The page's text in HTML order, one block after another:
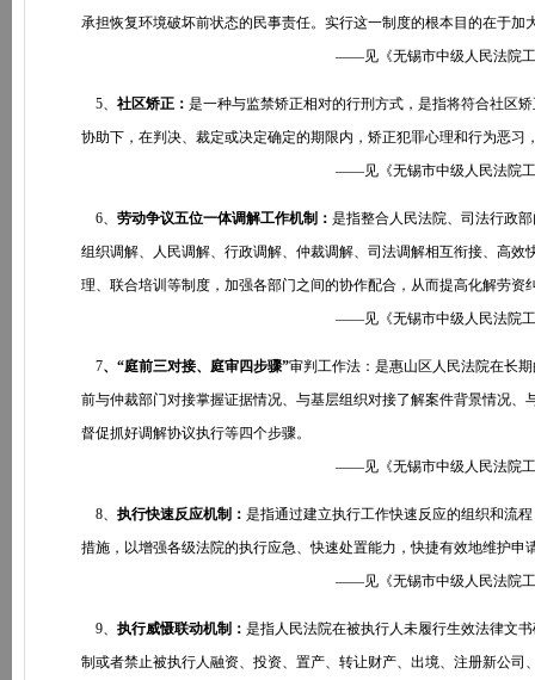
承担恢复环境破坏前状态的民事责任。实行这一制度的根本目的在于
——见《无锡市中级人民法院工作报告》
5、 社区矫正： 是一种与监禁矫正相对的行刑方式，是指将符合社区
协助下，在判决、裁定或决定确定的期限内，矫正犯罪心理和行为恶
——见《无锡市中级人民法院工作报告》
6、 劳动争议五位一体调解工作机制： 是指整合人民法院、司法行政
组织调解、人民调解、行政调解、仲裁调解、司法调解相互衔接、高
理、联合培训等制度，加强各部门之间的协作配合，从而提高化解劳资
——见《无锡市中级人民法院工作报告》
7、“庭前三对接、庭审四步骤”审判工作法：是惠山区人民法院在长
前与仲裁部门对接掌握证据情况、与基层组织对接了解案件背景情况
督促抓好调解协议执行等四个步骤。
——见《无锡市中级人民法院工作报告》
8、 执行快速反应机制： 是指通过建立执行工作快速反应的组织和流
措施，以增强各级法院的执行应急、快速处置能力，快捷有效地维护申
——见《无锡市中级人民法院工作报告
9、 执行威慑联动机制： 是指人民法院在被执行人未履行生效法律文
制或者禁止被执行人融资、投资、置产、转让财产、出境、注册新公